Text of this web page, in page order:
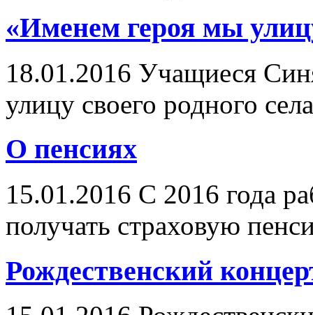
«Именем героя мы
18.01.2016 Учащиеся
улицу своего родного
О пенсиях
15.01.2016 С 2016 года
получать страховую
Рождественский